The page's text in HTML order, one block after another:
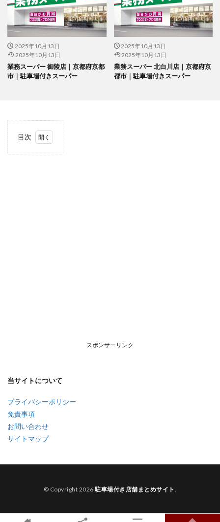
2025年10月13日
2025年10月13日
業務スーパー 御陵店｜京都府京都
市｜駐車場付きスーパー
2025年10月13日
2025年10月13日
業務スーパー 北白川店｜京都府京
都市｜駐車場付きスーパー
目次
スポンサーリンク
当サイトについて
プライバシーポリシー
免責事項
お問い合わせ
サイトマップ
© Copyright 2026駐車場付き店舗まとめサイト